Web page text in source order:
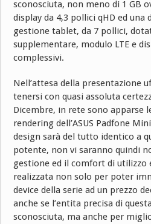
sconosciuta, non meno di 1 GB
display da 4,3 pollici qHD ed una
gestione tablet, da 7 pollici,
supplementare, modulo LTE e
complessivi.
Nell’attesa della presentazione
tenersi con quasi assoluta
Dicembre, in rete sono apparse
rendering dell’ASUS Padfone
design sarà del tutto identico a
potente, non vi saranno quindi
gestione ed il comfort di utilizzo
realizzata non solo per poter
device della serie ad un prezzo
anche se l’entita precisa di
sconosciuta, ma anche per